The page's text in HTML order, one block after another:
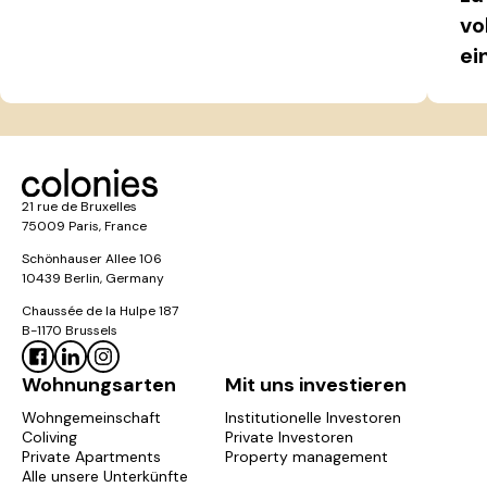
partagez avec les autres résidents, un accès à des
espaces partagés. Ces appartements sont accessibles
pour 2 personnes.
Pourquoi choisir Colonies
pour votre colocation ou
coliving ?
Pourquoi choisir Colonies pour votre
colocation ?
21 rue de Bruxelles
75009 Paris, France
Schönhauser Allee 106
10439 Berlin, Germany
Chaussée de la Hulpe 187
B-1170 Brussels
Wohnungsarten
Wohngemeinschaft
Coliving
Private Apartments
Alle unsere Unterkünfte
Mit uns investieren
Institutionelle Investoren
Private Investoren
Property management